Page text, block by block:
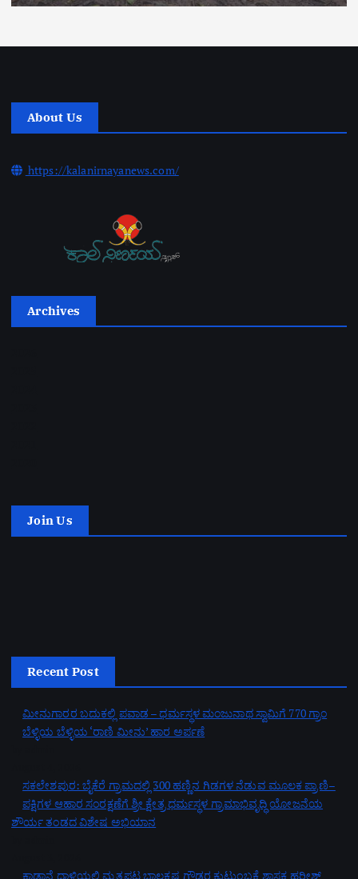
About Us
https://kalanirnayanews.com/
Archives
Join Us
Recent Post
ಮೀನುಗಾರರ ಬದುಕಲ್ಲಿ ಪವಾಡ – ಧರ್ಮಸ್ಥಳ ಮಂಜುನಾಥ ಸ್ವಾಮಿಗೆ 770 ಗ್ರಾಂ
ಬೆಳ್ಳಿಯ ಬೆಳ್ಳಿಯ ‘ರಾಣಿ ಮೀನು’ ಹಾರ ಅರ್ಪಣೆ
ಸಕಲೇಶಪುರ: ಬೈಕೆರೆ ಗ್ರಾಮದಲ್ಲಿ 300 ಹಣ್ಣಿನ ಗಿಡಗಳ ನೆಡುವ ಮೂಲಕ ಪ್ರಾಣಿ–
ಪಕ್ಷಿಗಳ ಆಹಾರ ಸಂರಕ್ಷಣೆಗೆ ಶ್ರೀ ಕ್ಷೇತ್ರ ಧರ್ಮಸ್ಥಳ ಗ್ರಾಮಾಭಿವೃದ್ಧಿ ಯೋಜನೆಯ
ಶೌರ್ಯ ತಂಡದ ವಿಶೇಷ ಅಭಿಯಾನ
ಕಾಡಾನೆ ದಾಳಿಯಲ್ಲಿ ಮೃತಪಟ್ಟ ಬಾಲಕೃಷ್ಣ ಗೌಡರ ಕುಟುಂಬಕ್ಕೆ ಶಾಸಕ ಹರೀಶ್